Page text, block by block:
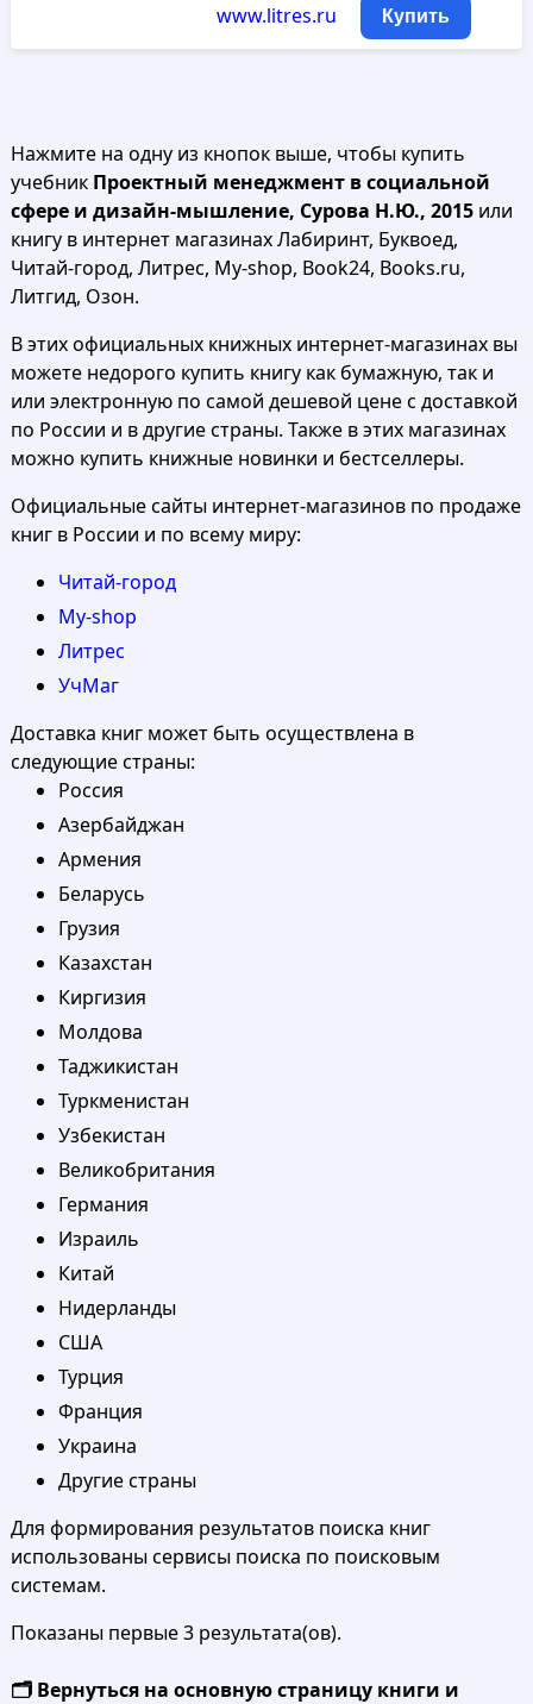
www.litres.ru Купить
Нажмите на одну из кнопок выше, чтобы купить
учебник Проектный менеджмент в социальной
сфере и дизайн-мышление, Сурова Н.Ю., 2015или
книгу в интернет магазинах Лабиринт, Буквоед,
Читай-город, Литрес, My-shop, Book24, Books.ru,
Литгид, Озон.
В этих официальных книжных интернет-магазинах вы
можете недорого купить книгу как бумажную, так и
или электронную по самой дешевой цене с доставкой
по России и в другие страны. Также в этих магазинах
можно купить книжные новинки и бестселлеры.
Официальные сайты интернет-магазинов по продаже
книг в России и по всему миру:
Читай-город
My-shop
Литрес
УчМаг
Доставка книг может быть осуществлена в
следующие страны:
Россия
Азербайджан
Армения
Беларусь
Грузия
Казахстан
Киргизия
Молдова
Таджикистан
Туркменистан
Узбекистан
Великобритания
Германия
Израиль
Китай
Нидерланды
США
Турция
Франция
Украина
Другие страны
Для формирования результатов поиска книг
использованы сервисы поиска по поисковым
системам.
Показаны первые 3 результата(ов).
🗂️ Вернуться на основную страницу книги и